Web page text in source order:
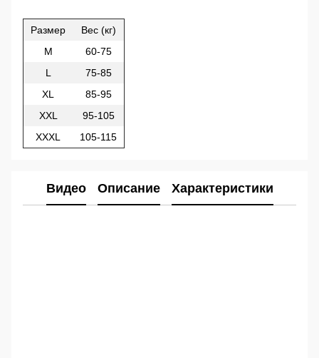
Размер
Вес (кг)
M
60-75
L
75-85
XL
85-95
XXL
95-105
XXXL
105-115
Видео Описание Характеристики